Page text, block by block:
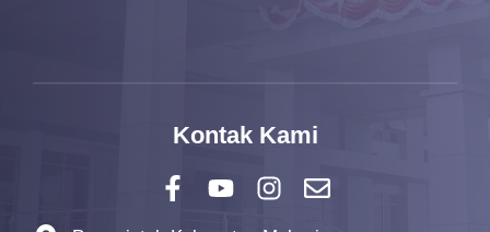
Kontak Kami